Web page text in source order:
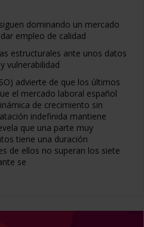
dominando un mercado
empleo de calidad
estructurales ante unos datos
vulnerabilidad
advierte de que los últimos
el mercado laboral español
de crecimiento sin
indefinida mantiene
que una parte muy
tiene una duración
de ellos no superan los siete
se